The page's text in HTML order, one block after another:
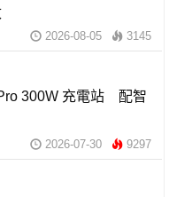
2026-08-05 3145
300W 充電站 配智
2026-07-30 9297